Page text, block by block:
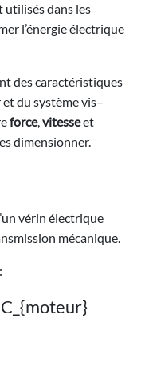
utilisés dans les
l’énergie électrique
des caractéristiques
du système vis–
force,vitesseet
dimensionner.
vérin électrique
mécanique.